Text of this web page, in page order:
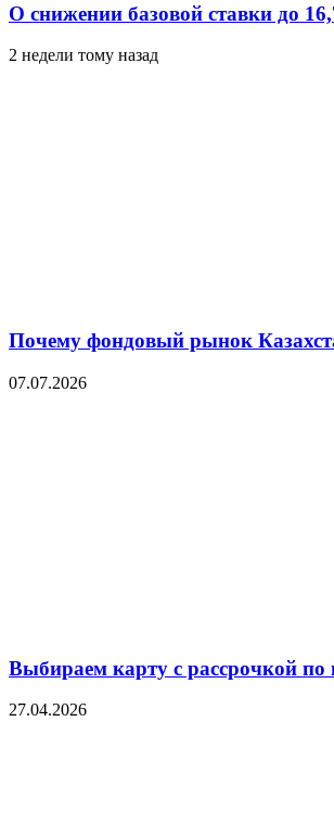
О снижении базовой ставки до
2 недели тому назад
Почему фондовый рынок
07.07.2026
Выбираем карту с рассрочкой по
27.04.2026